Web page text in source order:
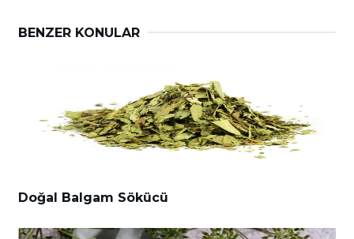
BENZER KONULAR
Doğal Balgam Sökücü